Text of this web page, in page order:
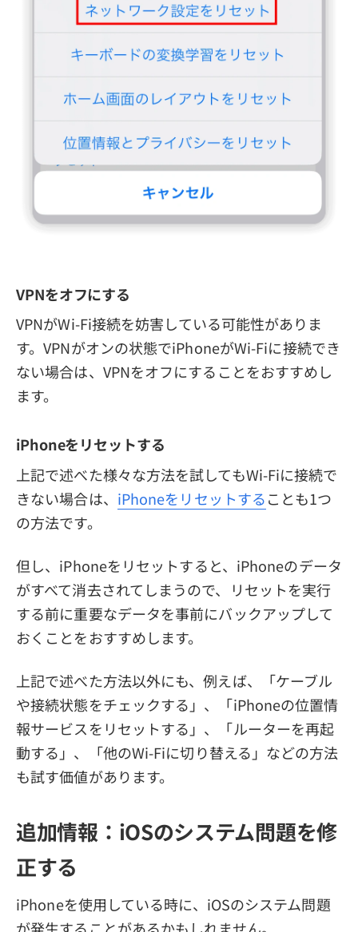
VPNをオフにする
VPNがWi-Fi接続を妨害している可能性がありま
す。VPNがオンの状態でiPhoneがWi-Fiに接続でき
ない場合は、VPNをオフにすることをおすすめし
ます。
iPhoneをリセットする
上記で述べた様々な方法を試してもWi-Fiに接続で
きない場合は、 iPhoneをリセットすることも1つ
の方法です。
但し、iPhoneをリセットすると、iPhoneのデータ
がすべて消去されてしまうので、リセットを実行
する前に重要なデータを事前にバックアップして
おくことをおすすめします。
上記で述べた方法以外にも、例えば、「ケーブル
や接続状態をチェックする」、「iPhoneの位置情
報サービスをリセットする」、「ルーターを再起
動する」、「他のWi-Fiに切り替える」などの方法
も試す価値があります。
追加情報：iOSのシステム問題を修
正する
iPhoneを使用している時に、iOSのシステム問題